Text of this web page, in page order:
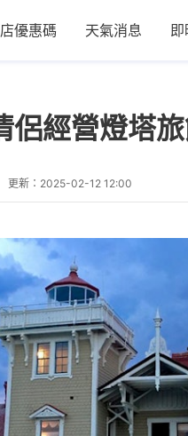
優惠碼 天氣消息 即
侶經營燈塔
更新： 2025-02-12 12:00